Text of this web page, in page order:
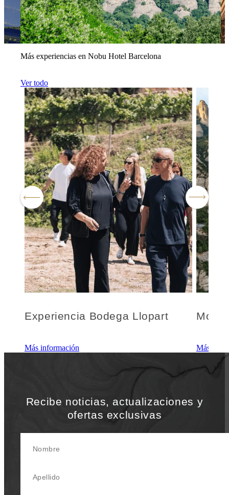
Más experiencias en Nobu Hotel Barcelona
Ver todo
Experiencia Bodega Llopart
Más información Más
Recibe noticias, actualizaciones y
ofertas exclusivas